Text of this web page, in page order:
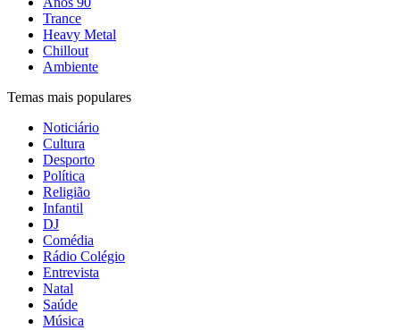
Trance
Heavy Metal
Chillout
Ambiente
Temas mais populares
Noticiário
Cultura
Desporto
Política
Religião
Infantil
DJ
Comédia
Rádio Colégio
Entrevista
Natal
Saúde
Música